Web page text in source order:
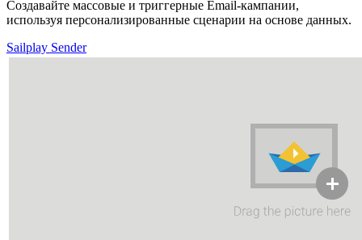
Создавайте массовые и триггерные Email-кампании,
используя персонализированные сценарии на основе данных.
Sailplay Sender